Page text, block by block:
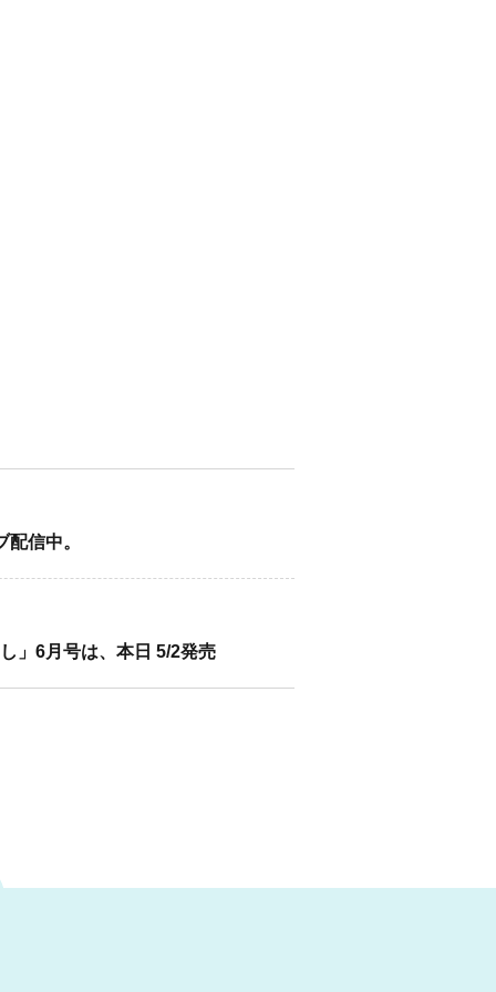
信中。
」6月号は、本日 5/2発売